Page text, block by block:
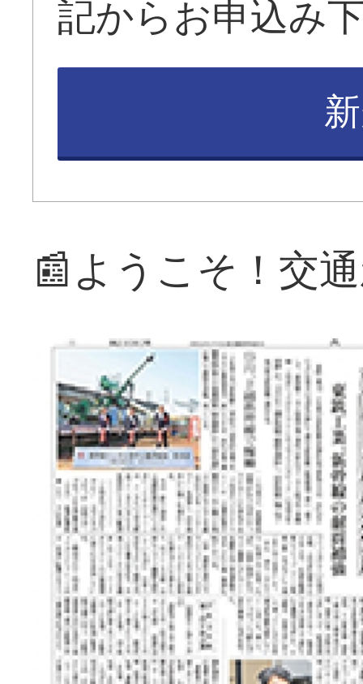
記からお申込み
📰ようこそ！交